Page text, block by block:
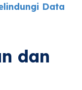
Data
dan